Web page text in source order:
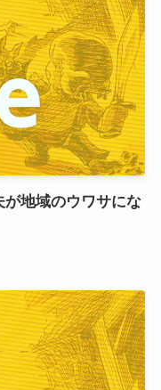
地域のウワサにな